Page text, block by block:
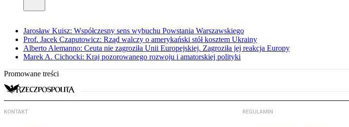
Jarosław Kuisz: Współczesny sens wybuchu Powstania Warszawskiego
Prof. Jacek Czaputowicz: Rząd walczy o amerykański stół kosztem Ukrainy
Alberto Alemanno: Ceuta nie zagroziła Unii Europejskiej. Zagroziła jej reakcja Europy
Marek A. Cichocki: Kraj pozorowanego rozwoju i amatorskiej polityki
Promowane treści
KONTAKT REGULAMIN